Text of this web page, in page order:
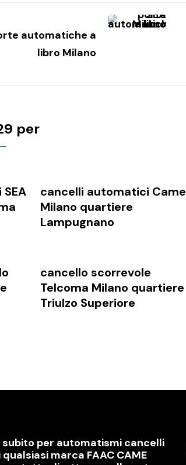
automatiche a
libro Milano
per
cancelli automatici Came
Milano quartiere
Lampugnano
cancello scorrevole
Telcoma Milano quartiere
Triulzo Superiore
subito per automatismi cancelli
marca FAAC CAME